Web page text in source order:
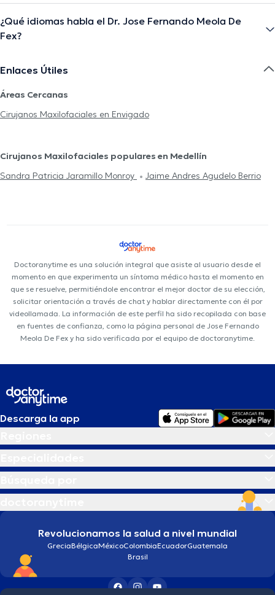
¿Qué idiomas habla el Dr. Jose Fernando Meola De
Fex?
Enlaces Útiles
Áreas Cercanas
Cirujanos Maxilofaciales en Envigado
Cirujanos Maxilofaciales populares en Medellín
Sandra Patricia Jaramillo Monroy
Jaime Andres Agudelo Berrio
Doctoranytime es una solución integral que asiste al usuario desde el
momento en que experimenta un síntoma médico hasta el momento en
que se resuelve, permitiéndole encontrar el mejor doctor de su elección,
solicitar orientación a través de chat y hablar directamente con él por
videollamada. La información de este perfil ha sido recopilada con base
en fuentes de confianza, como la página personal de Jose Fernando
Meola De Fex y ha sido verificada por el equipo de doctoranytime.
Descarga la app
Revolucionamos la salud a nivel mundial
GreciaBélgicaMéxicoColombiaEcuadorGuatemala
Brasil